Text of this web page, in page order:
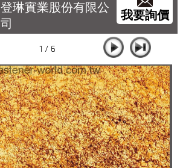
登琳實業股份有限公
司
我要詢價
1 / 6